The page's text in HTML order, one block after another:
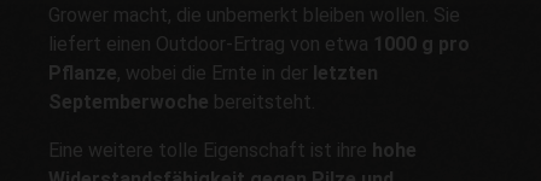
Grower macht, die unbemerkt bleiben wollen. Sie
liefert einen Outdoor-Ertrag von etwa 1000 g pro
Pflanze, wobei die Ernte in der letzten
Septemberwoche bereitsteht.
Eine weitere tolle Eigenschaft ist ihre hohe